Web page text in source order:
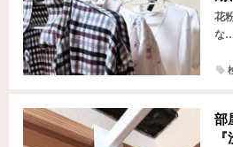
花
な
部